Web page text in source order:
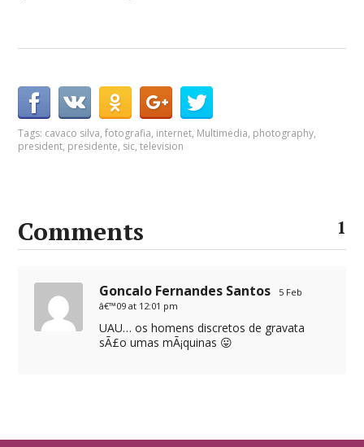
Tags: cavaco silva,fotografia, internet, Multimedia, photography,
president, presidente, sic,television
Comments 1
Goncalo Fernandes Santos
5 Feb
â€™09 at 12:01 pm
UAU… os homens discretos de gravata
sÃ£o umas mÃ¡quinas 😛